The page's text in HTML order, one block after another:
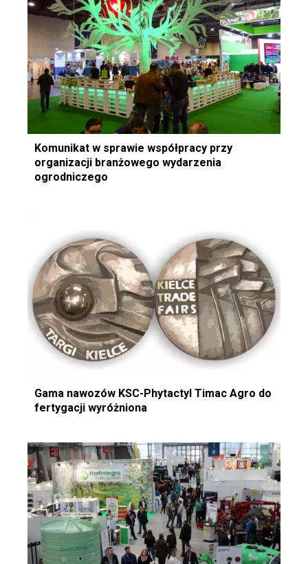
Komunikat w sprawie współpracy przy
organizacji branżowego wydarzenia
ogrodniczego
Gama nawozów KSC-Phytactyl Timac Agro do
fertygacji wyróżniona